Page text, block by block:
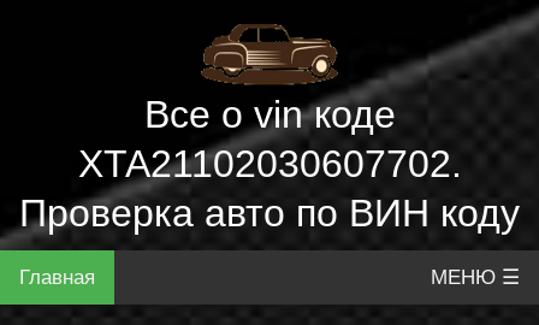
Все о vin коде
XTA21102030607702.
Проверка авто по ВИН коду
Главная МЕНЮ ☰